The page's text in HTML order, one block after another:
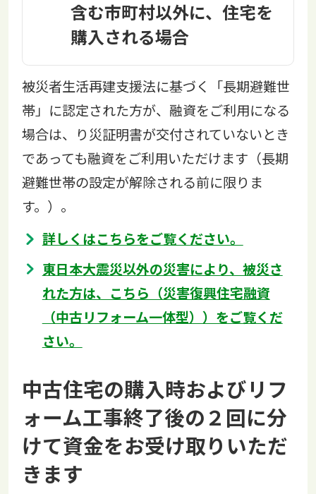
含む市町村以外に、住宅を
購入される場合
被災者生活再建支援法に基づく「長期避難世
帯」に認定された方が、融資をご利用になる
場合は、り災証明書が交付されていないとき
であっても融資をご利用いただけます（長期
避難世帯の設定が解除される前に限りま
す。）。
詳しくはこちらをご覧ください。
東日本大震災以外の災害により、被災さ
れた方は、こちら（災害復興住宅融資
（中古リフォーム一体型））をご覧くだ
さい。
中古住宅の購入時およびリフ
ォーム工事終了後の２回に分
けて資金をお受け取りいただ
きます